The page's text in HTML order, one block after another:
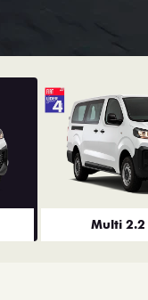
Multi 2.2